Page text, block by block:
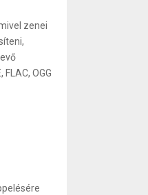
zenei
OGG